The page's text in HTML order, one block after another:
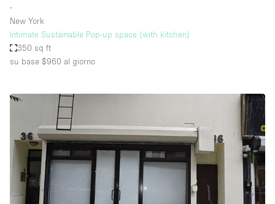
∙
New York
Intimate Sustainable Pop-up space (with kitchen)
350 sq ft
su base $960 al giorno